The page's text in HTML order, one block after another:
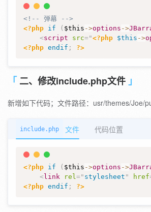
<!-- 弹幕 -->
<?php if ( $this ->options ->
<script src="<?php $this ->
<?php endif ; ?>
二、修改include.php文件
新增如下代码；文件路径：usr/themes/Joe/
include.php 文件 代码位置
<?php if ( $this ->options ->
<link rel =" stylesheet " href
<?php endif ; ?>